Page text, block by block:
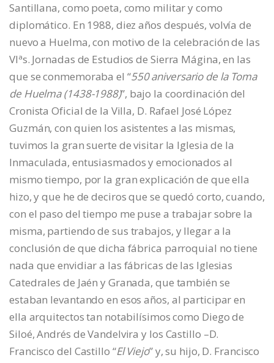
Santillana, como poeta, como militar y como
diplomático. En 1988, diez años después, volvía de
nuevo a Huelma, con motivo de la celebración de las
VIªs. Jornadas de Estudios de Sierra Mágina, en las
que se conmemoraba el “550 aniversario de la Toma
de Huelma (1438-1988)”, bajo la coordinación del
Cronista Oficial de la Villa, D. Rafael José López
Guzmán, con quien los asistentes a las mismas,
tuvimos la gran suerte de visitar la Iglesia de la
Inmaculada, entusiasmados y emocionados al
mismo tiempo, por la gran explicación de que ella
hizo, y que he de deciros que se quedó corto, cuando,
con el paso del tiempo me puse a trabajar sobre la
misma, partiendo de sus trabajos, y llegar a la
conclusión de que dicha fábrica parroquial no tiene
nada que envidiar a las fábricas de las Iglesias
Catedrales de Jaén y Granada, que también se
estaban levantando en esos años, al participar en
ella arquitectos tan notabilísimos como Diego de
Siloé, Andrés de Vandelvira y los Castillo –D.
Francisco del Castillo “El Viejo” y, su hijo, D. Francisco